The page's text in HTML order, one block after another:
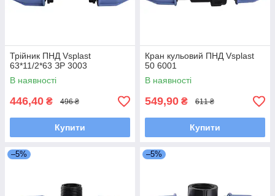
Трійник ПНД Vsplast
63*11/2*63 ЗР 3003
В наявності
446,40 ₴ 496 ₴
Купити
Кран кульовий ПНД Vsplast
50 6001
В наявності
549,90 ₴ 611 ₴
Купити
–5% –5%